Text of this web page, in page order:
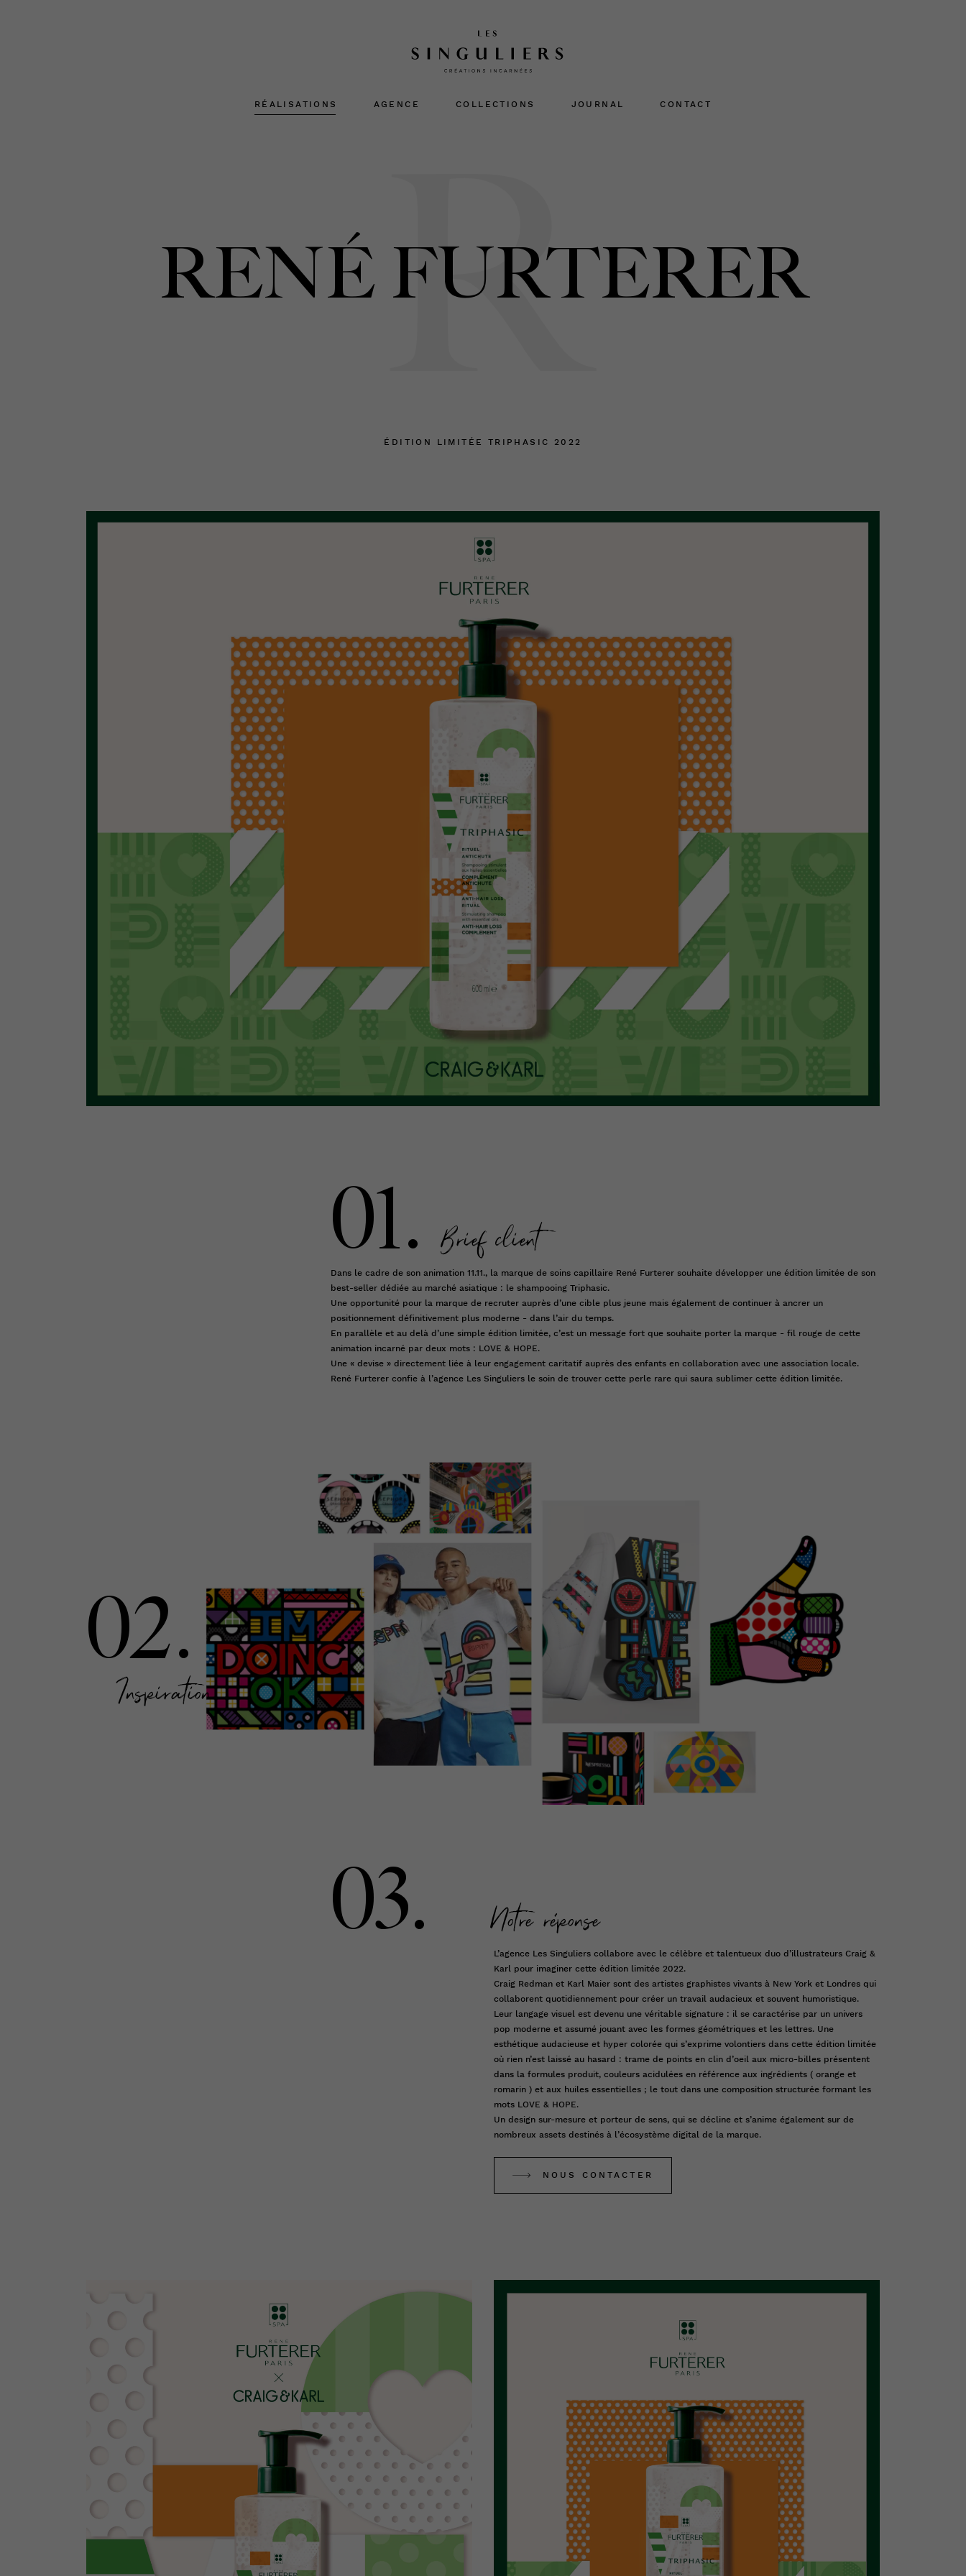
RÉALISATIONS AGENCE COLLECTIONS JOURNAL CONTACT
R
RENÉ FURTERER
ÉDITION LIMITÉE TRIPHASIC 2022
01. Brief client
Dans le cadre de son animation 11.11., la marque de soins capillaire René Furterer souhaite développer une édition limitée de son
best-seller dédiée au marché asiatique : le shampooing Triphasic.
Une opportunité pour la marque de recruter auprès d’une cible plus jeune mais également de continuer à ancrer un
positionnement définitivement plus moderne - dans l’air du temps.
En parallèle et au delà d’une simple édition limitée, c’est un message fort que souhaite porter la marque - fil rouge de cette
animation incarné par deux mots : LOVE & HOPE.
Une « devise » directement liée à leur engagement caritatif auprès des enfants en collaboration avec une association locale.
René Furterer confie à l’agence Les Singuliers le soin de trouver cette perle rare qui saura sublimer cette édition limitée.
02.
Inspiration
03. Notre réponse
L’agence Les Singuliers collabore avec le célèbre et talentueux duo d’illustrateurs Craig &
Karl pour imaginer cette édition limitée 2022.
Craig Redman et Karl Maier sont des artistes graphistes vivants à New York et Londres qui
collaborent quotidiennement pour créer un travail audacieux et souvent humoristique.
Leur langage visuel est devenu une véritable signature : il se caractérise par un univers
pop moderne et assumé jouant avec les formes géométriques et les lettres. Une
esthétique audacieuse et hyper colorée qui s’exprime volontiers dans cette édition limitée
où rien n’est laissé au hasard : trame de points en clin d’oeil aux micro-billes présentent
dans la formules produit, couleurs acidulées en référence aux ingrédients ( orange et
romarin ) et aux huiles essentielles ; le tout dans une composition structurée formant les
mots LOVE & HOPE.
Un design sur-mesure et porteur de sens, qui se décline et s’anime également sur de
nombreux assets destinés à l’écosystème digital de la marque.
NOUS CONTACTER